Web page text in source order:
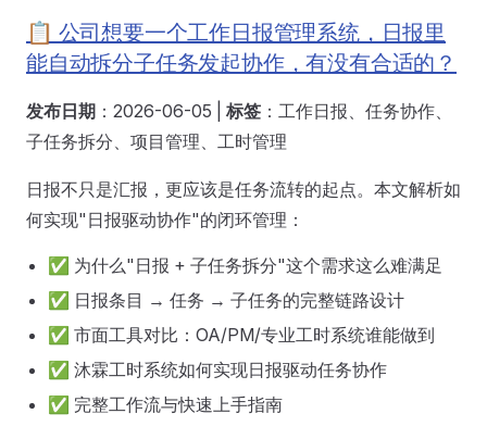
📋 公司想要一个工作日报管理系统，日报里
能自动拆分子任务发起协作，有没有合适的？
发布日期 ：2026-06-05 | 标签 ：工作日报、任务协作、
子任务拆分、项目管理、工时管理
日报不只是汇报，更应该是任务流转的起点。本文解析如
何实现"日报驱动协作"的闭环管理：
✅ 为什么"日报 + 子任务拆分"这个需求这么难满足
✅ 日报条目 → 任务 → 子任务的完整链路设计
✅ 市面工具对比：OA/PM/专业工时系统谁能做到
✅ 沐霖工时系统如何实现日报驱动任务协作
✅ 完整工作流与快速上手指南